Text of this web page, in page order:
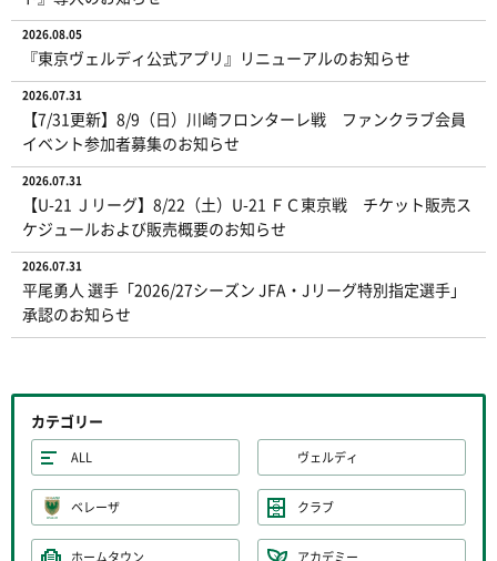
2026.08.05
『東京ヴェルディ公式アプリ』リニューアルのお知らせ
2026.07.31
【7/31更新】8/9（日）川崎フロンターレ戦 ファンクラブ会員
イベント参加者募集のお知らせ
2026.07.31
【U-21 Ｊリーグ】8/22（土）U-21 ＦＣ東京戦 チケット販売ス
ケジュールおよび販売概要のお知らせ
2026.07.31
平尾勇人 選手「2026/27シーズン JFA・Jリーグ特別指定選手」
承認のお知らせ
カテゴリー
ALL ヴェルディ
ベレーザ クラブ
ホームタウン アカデミー